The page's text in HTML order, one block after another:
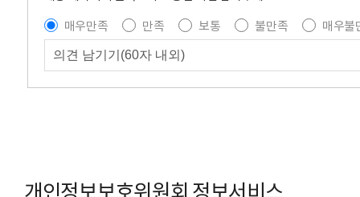
매우만족
만족 보통 불만족 매우불